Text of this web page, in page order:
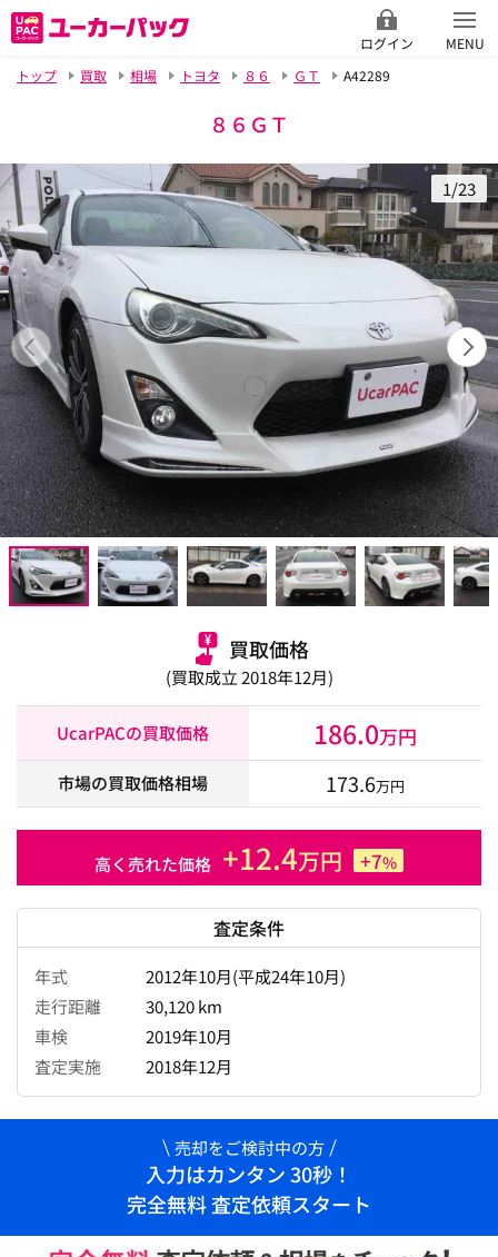
ログイン
MENU
トップ
買取 相場 トヨタ ８６ ＧＴ A42289
８６ＧＴ
1/23
買取価格
(買取成立 2018年12月)
UcarPACの買取価格 186.0万円
市場の買取価格相場 173.6万円
高く売れた価格 +12.4万円 +7%
査定条件
年式
2012年10月(平成24年10月)
走行距離
30,120 km
車検
2019年10月
査定実施
2018年12月
売却をご検討中の方
入力はカンタン 30秒！
完全無料 査定依頼スタート